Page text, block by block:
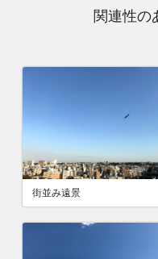
関連性の
街並み遠景